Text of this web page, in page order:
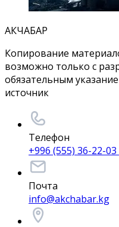
АКЧАБАР
Копирование
возможно только с
обязательным
источник
Телефон
+996 (555) 36-22-03
Почта
info@akchabar.kg